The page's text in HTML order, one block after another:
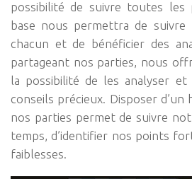
possibilité de suivre toutes les
base nous permettra de suivre
chacun et de bénéficier des
partageant nos parties, nous
la possibilité de les analyser
conseils précieux. Disposer
nos parties permet de suivre
temps, d’identifier nos points
faiblesses.